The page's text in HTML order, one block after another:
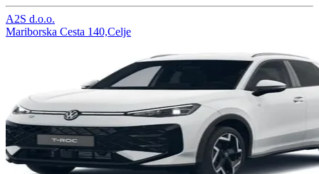
A2S d.o.o.
Mariborska Cesta 140,Celje